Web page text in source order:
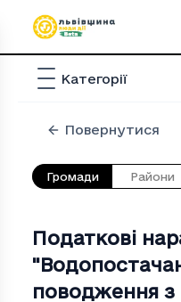
Категорії
Повернутися
Громади Райони
Податкові
поводження